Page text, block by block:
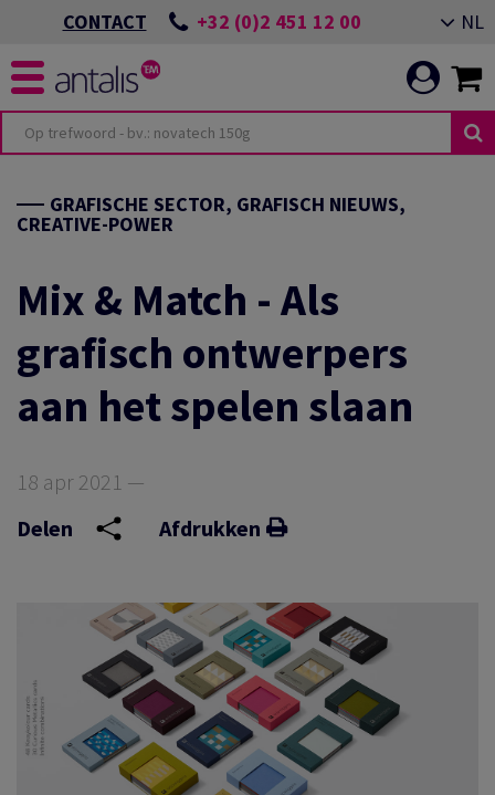
CONTACT +32 (0)2 451 12 00 NL
DUURZAME
ONZE
VAN
GIESSENS
GRAFISCHE SECTOR, GRAFISCH NIEUWS,
CREATIVE-POWER
Mix & Match - Als
grafisch ontwerpers
aan het spelen slaan
18 apr 2021 —
Delen
Afdrukken